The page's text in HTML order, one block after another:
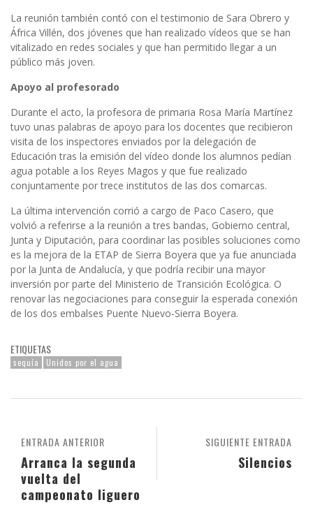
La reunión también contó con el testimonio de Sara Obrero y
África Villén, dos jóvenes que han realizado vídeos que se han
vitalizado en redes sociales y que han permitido llegar a un
público más joven.
Apoyo al profesorado
Durante el acto, la profesora de primaria Rosa María Martínez
tuvo unas palabras de apoyo para los docentes que recibieron
visita de los inspectores enviados por la delegación de
Educación tras la emisión del vídeo donde los alumnos pedían
agua potable a los Reyes Magos y que fue realizado
conjuntamente por trece institutos de las dos comarcas.
La última intervención corrió a cargo de Paco Casero, que
volvió a referirse a la reunión a tres bandas, Gobierno central,
Junta y Diputación, para coordinar las posibles soluciones como
es la mejora de la ETAP de Sierra Boyera que ya fue anunciada
por la Junta de Andalucía, y que podría recibir una mayor
inversión por parte del Ministerio de Transición Ecológica. O
renovar las negociaciones para conseguir la esperada conexión
de los dos embalses Puente Nuevo-Sierra Boyera.
ETIQUETAS
sequía Unidos por el agua
SIGUIENTE ENTRADA
Silencios
ENTRADA ANTERIOR
Arranca la segunda
vuelta del
campeonato liguero